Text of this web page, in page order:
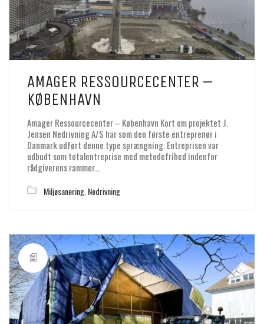
AMAGER RESSOURCECENTER –
KØBENHAVN
Amager Ressourcecenter – København Kort om projektet J.
Jensen Nedrivning A/S har som den første entreprenør i
Danmark udført denne type sprængning. Entreprisen var
udbudt som totalentreprise med metodefrihed indenfor
rådgiverens rammer…
Miljøsanering Nedrivning